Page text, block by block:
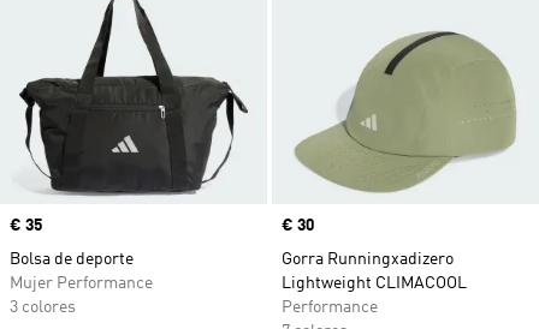
Precio
€ 35
Bolsa de deporte
Mujer Performance
3 colores
Precio
€ 30
Gorra Runningxadizero
Lightweight CLIMACOOL
Performance